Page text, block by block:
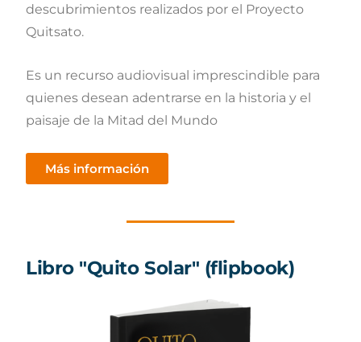
descubrimientos realizados por el Proyecto
Quitsato.
Es un recurso audiovisual imprescindible para
quienes desean adentrarse en la historia y el
paisaje de la Mitad del Mundo
Más información
Libro "Quito Solar" (flipbook)